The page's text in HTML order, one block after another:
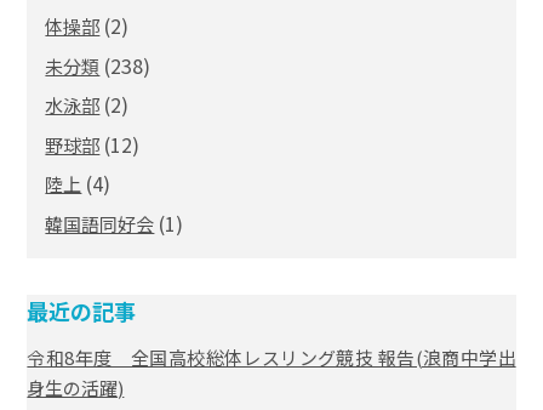
体操部 (2)
未分類 (238)
水泳部 (2)
野球部 (12)
陸上 (4)
韓国語同好会 (1)
最近の記事
令和8年度 全国高校総体レスリング競技 報告(浪商中学出
身生の活躍)